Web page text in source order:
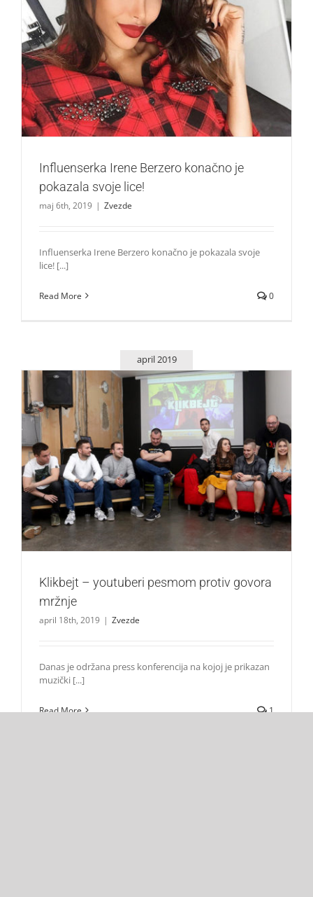
Influenserka Irene Berzero konačno je pokazala svoje lice!
Zvezde
Influenserka Irene Berzero konačno je
pokazala svoje lice!
maj 6th, 2019 | Zvezde
Influenserka Irene Berzero konačno je pokazala svoje
lice! [...]
Read More 0
april 2019
Klikbejt – youtuberi pesmom protiv govora mržnje
Zvezde
Klikbejt – youtuberi pesmom protiv govora
mržnje
april 18th, 2019 | Zvezde
Danas je održana press konferencija na kojoj je prikazan
muzički [...]
Read More 1